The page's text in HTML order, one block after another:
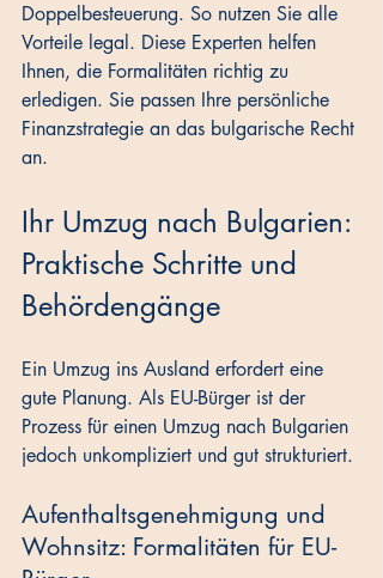
Doppelbesteuerung. So nutzen Sie alle
Vorteile legal. Diese Experten helfen
Ihnen, die Formalitäten richtig zu
erledigen. Sie passen Ihre persönliche
Finanzstrategie an das bulgarische Recht
an.
Ihr Umzug nach Bulgarien:
Praktische Schritte und
Behördengänge
Ein Umzug ins Ausland erfordert eine
gute Planung. Als EU-Bürger ist der
Prozess für einen Umzug nach Bulgarien
jedoch unkompliziert und gut strukturiert.
Aufenthaltsgenehmigung und
Wohnsitz: Formalitäten für EU-